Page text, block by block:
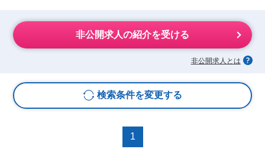
非公開求人の紹介を受ける
非公開求人とは
検索条件を変更する
1